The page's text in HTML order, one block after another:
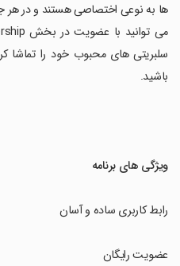
ها به نوعی اختصاصی هستند و در هر
سلبریتی های محبوب خود را تماشا
باشید.
ویژگی های برنامه
رابط کاربری ساده و آسان
عضویت رایگان